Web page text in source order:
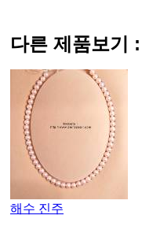
다른 제품보기 :
해수 진주